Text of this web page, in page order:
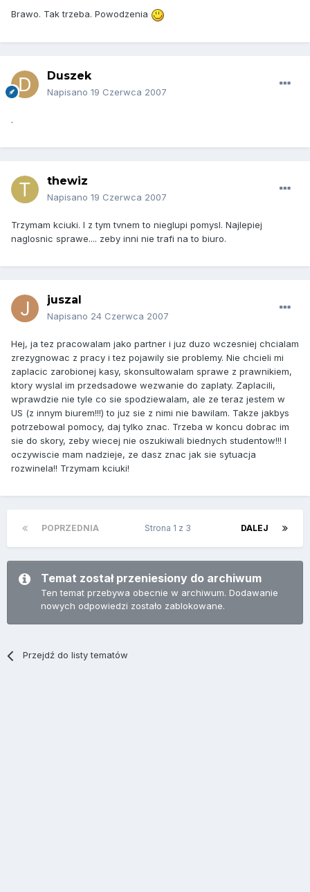
Brawo. Tak trzeba. Powodzenia
Duszek
Napisano 19 Czerwca 2007
.
thewiz
Napisano 19 Czerwca 2007
Trzymam kciuki. I z tym tvnem to nieglupi pomysl. Najlepiej
naglosnic sprawe.... zeby inni nie trafi na to biuro.
juszal
Napisano 24 Czerwca 2007
Hej, ja tez pracowalam jako partner i juz duzo wczesniej chcialam
zrezygnowac z pracy i tez pojawily sie problemy. Nie chcieli mi
zaplacic zarobionej kasy, skonsultowalam sprawe z prawnikiem,
ktory wyslal im przedsadowe wezwanie do zaplaty. Zaplacili,
wprawdzie nie tyle co sie spodziewalam, ale ze teraz jestem w
US (z innym biurem!!!) to juz sie z nimi nie bawilam. Takze jakbys
potrzebowal pomocy, daj tylko znac. Trzeba w koncu dobrac im
sie do skory, zeby wiecej nie oszukiwali biednych studentow!!! I
oczywiscie mam nadzieje, ze dasz znac jak sie sytuacja
rozwinela!! Trzymam kciuki!
POPRZEDNIA DALEJ
Strona 1 z 3
Temat został przeniesiony do archiwum
Ten temat przebywa obecnie w archiwum. Dodawanie
nowych odpowiedzi zostało zablokowane.
Przejdź do listy tematów